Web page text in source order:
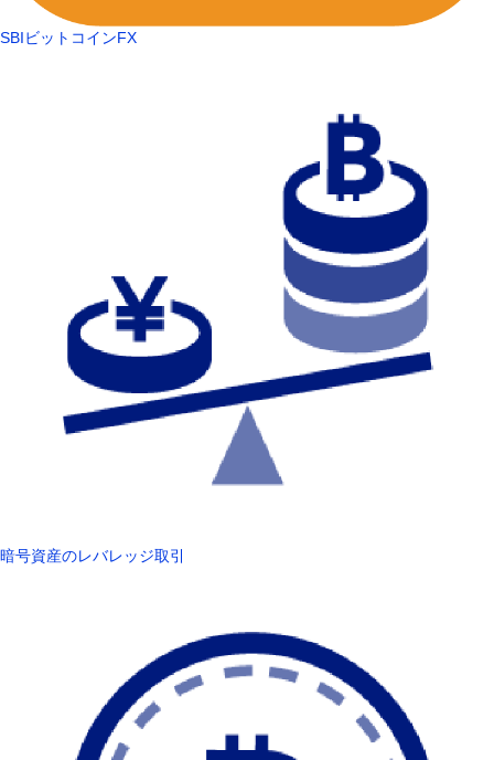
SBIビットコインFX
暗号資産のレバレッジ取引